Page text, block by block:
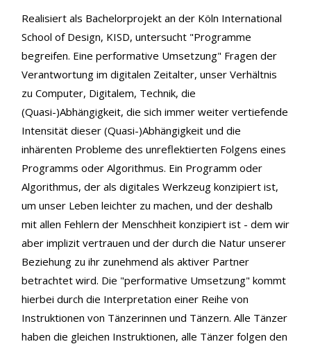
Realisiert als Bachelorprojekt an der Köln International
School of Design, KISD, untersucht "Programme
begreifen. Eine performative Umsetzung" Fragen der
Verantwortung im digitalen Zeitalter, unser Verhältnis
zu Computer, Digitalem, Technik, die
(Quasi-)Abhängigkeit, die sich immer weiter vertiefende
Intensität dieser (Quasi-)Abhängigkeit und die
inhärenten Probleme des unreflektierten Folgens eines
Programms oder Algorithmus. Ein Programm oder
Algorithmus, der als digitales Werkzeug konzipiert ist,
um unser Leben leichter zu machen, und der deshalb
mit allen Fehlern der Menschheit konzipiert ist - dem wir
aber implizit vertrauen und der durch die Natur unserer
Beziehung zu ihr zunehmend als aktiver Partner
betrachtet wird. Die "performative Umsetzung" kommt
hierbei durch die Interpretation einer Reihe von
Instruktionen von Tänzerinnen und Tänzern. Alle Tänzer
haben die gleichen Instruktionen, alle Tänzer folgen den